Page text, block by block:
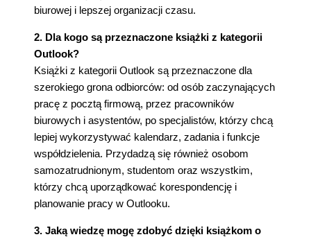
biurowej i lepszej organizacji czasu.
2. Dla kogo są przeznaczone książki z kategorii
Outlook?
Książki z kategorii Outlook są przeznaczone dla
szerokiego grona odbiorców: od osób zaczynających
pracę z pocztą firmową, przez pracowników
biurowych i asystentów, po specjalistów, którzy chcą
lepiej wykorzystywać kalendarz, zadania i funkcje
współdzielenia. Przydadzą się również osobom
samozatrudnionym, studentom oraz wszystkim,
którzy chcą uporządkować korespondencję i
planowanie pracy w Outlooku.
3. Jaką wiedzę mogę zdobyć dzięki książkom o